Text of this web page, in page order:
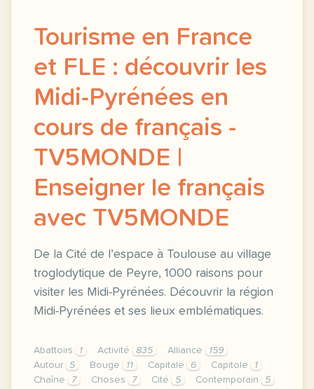
Tourisme en France
et FLE : découvrir les
Midi-Pyrénées en
cours de français -
TV5MONDE |
Enseigner le français
avec TV5MONDE
De la Cité de l’espace à Toulouse au village
troglodytique de Peyre, 1000 raisons pour
visiter les Midi-Pyrénées. Découvrir la région
Midi-Pyrénées et ses lieux emblématiques.
Abattoirs 1 Activité 835 Alliance
159
Autour
5 Bouge 11 Capitale 6 Capitole
1
Chaîne
7 Choses 7 Cité 5 Contemporain
5